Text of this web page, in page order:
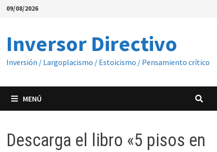
Saltar
09/08/2026
Inversor Directivo
Inversión / Largoplacismo / Estoicismo / Pensamiento crítico
MENÚ
Descarga el libro «5 pisos en